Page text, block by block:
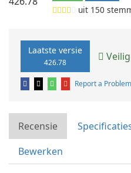
uit 150
Laatste versie
426.78
Report a Problem
Recensie
Bewerken